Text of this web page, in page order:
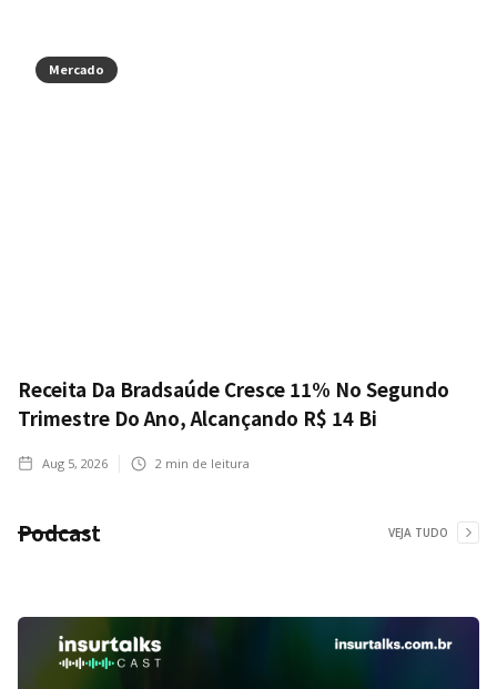
Mercado
Receita Da Bradsaúde Cresce 11% No Segundo
Trimestre Do Ano, Alcançando R$ 14 Bi
Aug 5, 2026 2 min de leitura
Podcast VEJA TUDO